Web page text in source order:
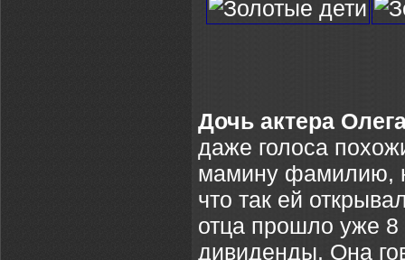
Дочь актера
даже голоса
мамину фамилию,
что так ей
отца прошло уже 8
дивиденды. Она